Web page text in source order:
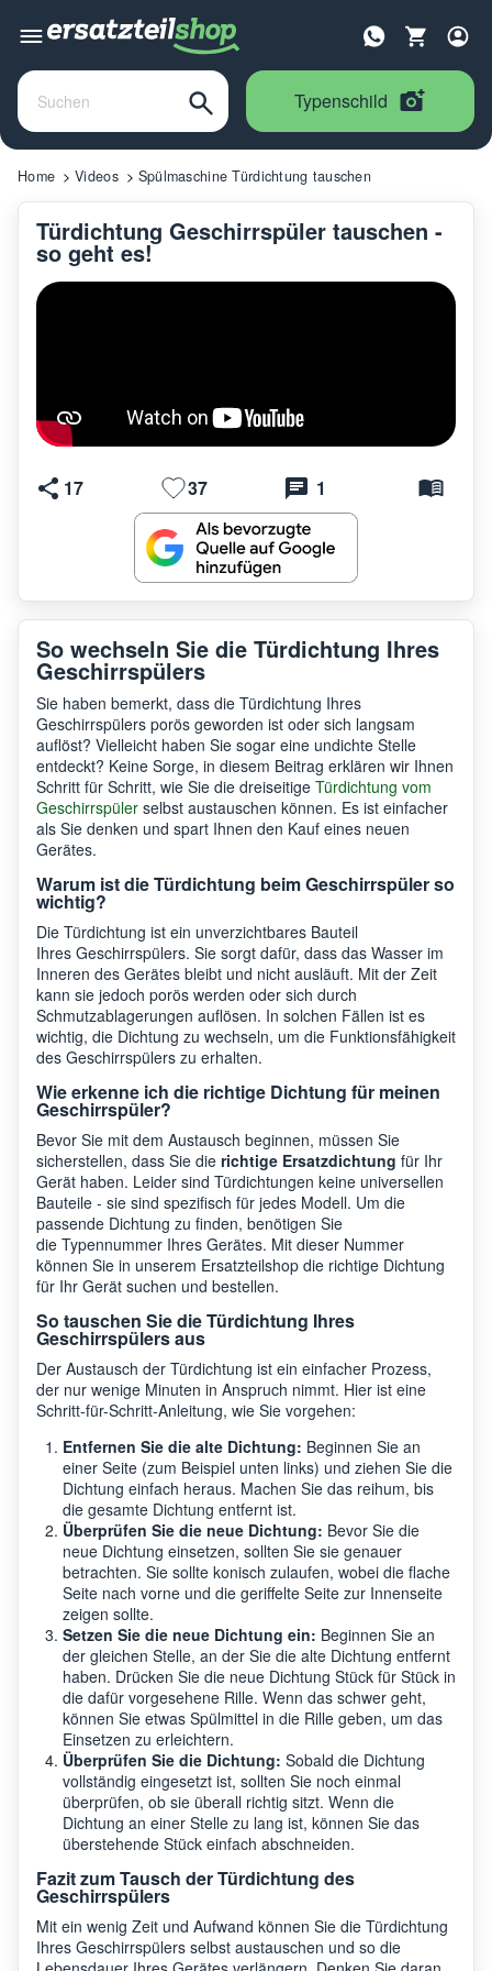
Typenschild
Home Videos Spülmaschine Türdichtung tauschen
Türdichtung Geschirrspüler tauschen -
so geht es!
17 37 1
So wechseln Sie die Türdichtung Ihres
Geschirrspülers
Sie haben bemerkt, dass die Türdichtung Ihres
Geschirrspülers porös geworden ist oder sich langsam
auflöst? Vielleicht haben Sie sogar eine undichte Stelle
entdeckt? Keine Sorge, in diesem Beitrag erklären wir Ihnen
Schritt für Schritt, wie Sie die dreiseitige Türdichtung vom
Geschirrspüler selbst austauschen können. Es ist einfacher
als Sie denken und spart Ihnen den Kauf eines neuen
Gerätes.
Warum ist die Türdichtung beim Geschirrspüler so
wichtig?
Die Türdichtung ist ein unverzichtbares Bauteil
Ihres Geschirrspülers. Sie sorgt dafür, dass das Wasser im
Inneren des Gerätes bleibt und nicht ausläuft. Mit der Zeit
kann sie jedoch porös werden oder sich durch
Schmutzablagerungen auflösen. In solchen Fällen ist es
wichtig, die Dichtung zu wechseln, um die Funktionsfähigkeit
des Geschirrspülers zu erhalten.
Wie erkenne ich die richtige Dichtung für meinen
Geschirrspüler?
Bevor Sie mit dem Austausch beginnen, müssen Sie
sicherstellen, dass Sie die richtige Ersatzdichtung für Ihr
Gerät haben. Leider sind Türdichtungen keine universellen
Bauteile - sie sind spezifisch für jedes Modell. Um die
passende Dichtung zu finden, benötigen Sie
die Typennummer Ihres Gerätes. Mit dieser Nummer
können Sie in unserem Ersatzteilshop die richtige Dichtung
für Ihr Gerät suchen und bestellen.
So tauschen Sie die Türdichtung Ihres
Geschirrspülers aus
Der Austausch der Türdichtung ist ein einfacher Prozess,
der nur wenige Minuten in Anspruch nimmt. Hier ist eine
Schritt-für-Schritt-Anleitung, wie Sie vorgehen:
Entfernen Sie die alte Dichtung: Beginnen Sie an
einer Seite (zum Beispiel unten links) und ziehen Sie die
Dichtung einfach heraus. Machen Sie das reihum, bis
die gesamte Dichtung entfernt ist.
Überprüfen Sie die neue Dichtung: Bevor Sie die
neue Dichtung einsetzen, sollten Sie sie genauer
betrachten. Sie sollte konisch zulaufen, wobei die flache
Seite nach vorne und die geriffelte Seite zur Innenseite
zeigen sollte.
Setzen Sie die neue Dichtung ein: Beginnen Sie an
der gleichen Stelle, an der Sie die alte Dichtung entfernt
haben. Drücken Sie die neue Dichtung Stück für Stück in
die dafür vorgesehene Rille. Wenn das schwer geht,
können Sie etwas Spülmittel in die Rille geben, um das
Einsetzen zu erleichtern.
Überprüfen Sie die Dichtung: Sobald die Dichtung
vollständig eingesetzt ist, sollten Sie noch einmal
überprüfen, ob sie überall richtig sitzt. Wenn die
Dichtung an einer Stelle zu lang ist, können Sie das
überstehende Stück einfach abschneiden.
Fazit zum Tausch der Türdichtung des
Geschirrspülers
Mit ein wenig Zeit und Aufwand können Sie die Türdichtung
Ihres Geschirrspülers selbst austauschen und so die